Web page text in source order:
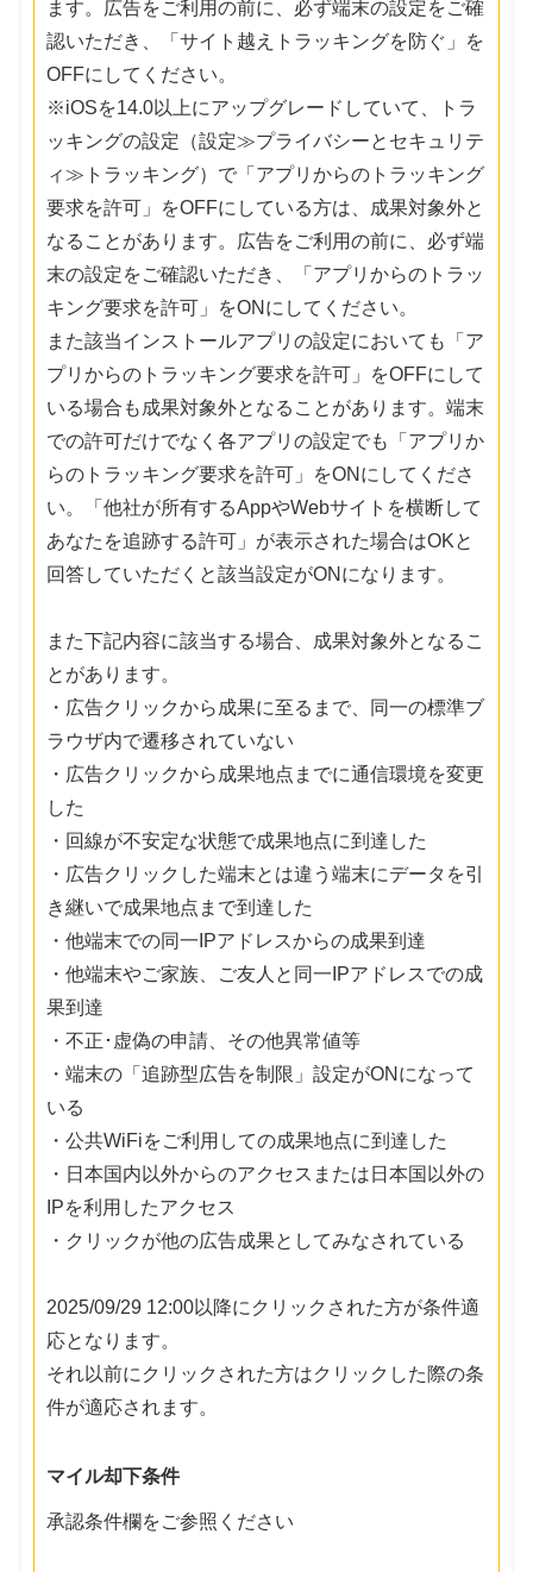
ます。広告をご利用の前に、必ず端末の設定をご確
認いただき、「サイト越えトラッキングを防ぐ」を
OFFにしてください。
※iOSを14.0以上にアップグレードしていて、トラ
ッキングの設定（設定≫プライバシーとセキュリテ
ィ≫トラッキング）で「アプリからのトラッキング
要求を許可」をOFFにしている方は、成果対象外と
なることがあります。広告をご利用の前に、必ず端
末の設定をご確認いただき、「アプリからのトラッ
キング要求を許可」をONにしてください。
また該当インストールアプリの設定においても「ア
プリからのトラッキング要求を許可」をOFFにして
いる場合も成果対象外となることがあります。端末
での許可だけでなく各アプリの設定でも「アプリか
らのトラッキング要求を許可」をONにしてくださ
い。「他社が所有するAppやWebサイトを横断して
あなたを追跡する許可」が表示された場合はOKと
回答していただくと該当設定がONになります。
また下記内容に該当する場合、成果対象外となるこ
とがあります。
・広告クリックから成果に至るまで、同一の標準ブ
ラウザ内で遷移されていない
・広告クリックから成果地点までに通信環境を変更
した
・回線が不安定な状態で成果地点に到達した
・広告クリックした端末とは違う端末にデータを引
き継いで成果地点まで到達した
・他端末での同一IPアドレスからの成果到達
・他端末やご家族、ご友人と同一IPアドレスでの成
果到達
・不正･虚偽の申請、その他異常値等
・端末の「追跡型広告を制限」設定がONになって
いる
・公共WiFiをご利用しての成果地点に到達した
・日本国内以外からのアクセスまたは日本国以外の
IPを利用したアクセス
・クリックが他の広告成果としてみなされている
2025/09/29 12:00以降にクリックされた方が条件適
応となります。
それ以前にクリックされた方はクリックした際の条
件が適応されます。
マイル却下条件
承認条件欄をご参照ください